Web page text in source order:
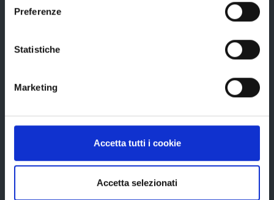
Preferenze
Statistiche
Marketing
Accetta tutti i cookie
Accetta selezionati
Bandi e avvisi
Avvisi pubblici
In scadenza